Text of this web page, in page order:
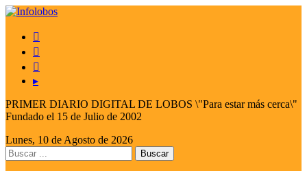



▸
PRIMER DIARIO DIGITAL DE LOBOS \"Para estar más cerca\"
Fundado el 15 de Julio de 2002
Lunes, 10 de Agosto de 2026